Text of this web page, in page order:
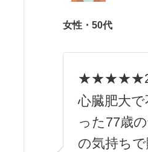
女性・50代
★★★★★
心臓肥大
った77歳
の気持ち